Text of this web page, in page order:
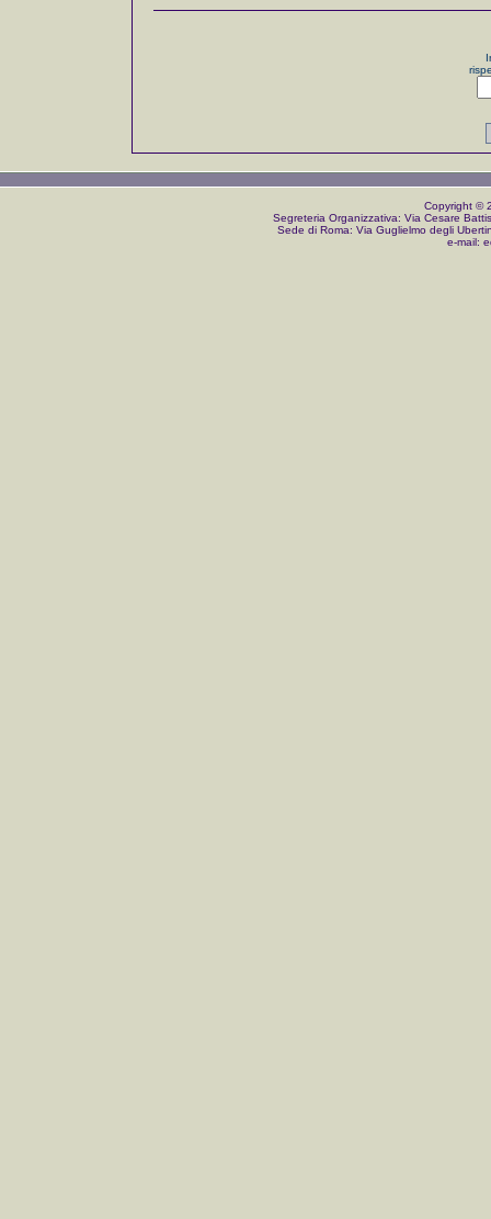
Copyright ©
Segreteria Organizzativa: Via Cesare
Sede di Roma: Via Guglielmo degli
e-mail: